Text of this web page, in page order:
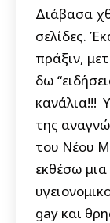
Διάβασα
σελίδες.
πράξιν,
δω
κανάλια!!!
της
του Νέου
εκθέσω μια
gay και